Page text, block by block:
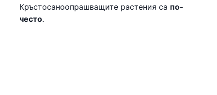
Кръстосаноопрашващите растения са по-
често.